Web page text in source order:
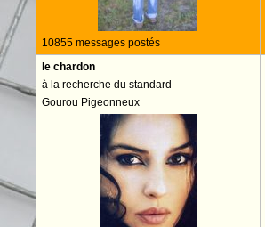
10855 messages postés
le chardon
à la recherche du standard
Gourou Pigeonneux